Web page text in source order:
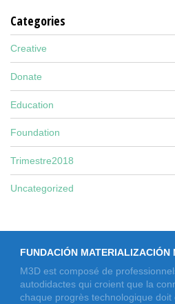
Categories
Creative
Donate
Education
Foundation
Trimestre2018
Uncategorized
FUNDACIÓN MATERIALIZACIÓN
M3D est composé de
autodidactes qui croient que la
chaque progrès technologique